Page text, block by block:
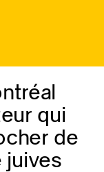
qui
de
juives